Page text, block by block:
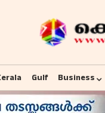
Gulf Business